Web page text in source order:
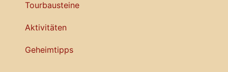
Tourbausteine
Aktivitäten
Geheimtipps